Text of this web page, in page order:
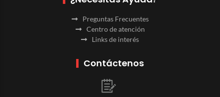
Preguntas Frecuentes
Centro de atención
Links de interés
Contáctenos